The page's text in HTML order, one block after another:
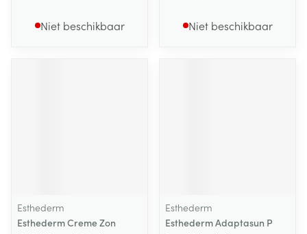
Niet beschikbaar Niet beschikbaar
Esthederm
Esthederm Creme Zon
Esthederm
Esthederm Adaptasun P